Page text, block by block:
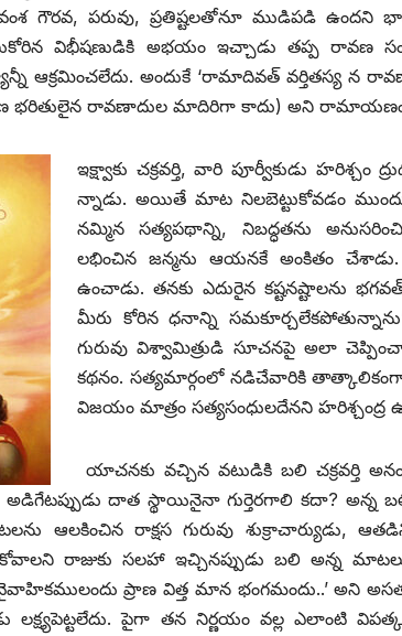
గౌరవ, పరువు, ప్రతిష్టలతోనూ ముడిపడి ఉందని
విభీషణుడికి అభయం ఇచ్చాడు తప్ప రావణ
ఆక్రమించలేదు. అందుకే ‘రామాదివత్‌ ‌వర్తితస్య న
భరితులైన రావణాదుల మాదిరిగా కాదు) అని రామాయణం
ఇక్ష్వాకు చక్రవర్తి, వారి పూర్వీకుడు
న్నాడు. అయితే మాట నిలబెట్టుకోవడం
నమ్మిన సత్యపథాన్ని, నిబద్ధతను
లభించిన జన్మను ఆయనకే అంకితం చేశాడు.
ఉంచాడు. తనకు ఎదురైన కష్టనష్టాలను
మీరు కోరిన ధనాన్ని
గురువు విశ్వామిత్రుడి సూచనపై అలా
కథనం. సత్యమార్గంలో నడిచేవారికి తాత్కాలికంగా
విజయం మాత్రం సత్యసంధులదేనని
యాచనకు వచ్చిన వటుడికి బలి చక్రవర్తి
దాత స్థాయినైనా గుర్తెరగాలి కదా? అన్న
ఆలకించిన రాక్షస గురువు శుక్రాచార్యుడు,
రాజుకు సలహా ఇచ్చినప్పుడు బలి అన్న
ప్రాణ విత్త మాన భంగమందు..’ అని
లక్ష్యపెట్టలేదు. పైగా తన నిర్ణయం వల్ల ఎలాంటి